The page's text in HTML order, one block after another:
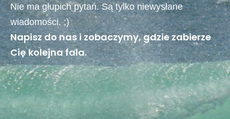
Nie ma głupich pytań. Są tylko niewysłane
wiadomości. ;)
Napisz do nas i zobaczymy, gdzie zabierze
Cię kolejna fala.